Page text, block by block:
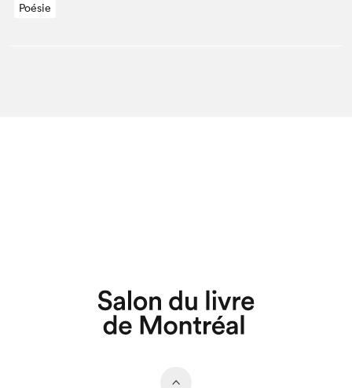
Poésie